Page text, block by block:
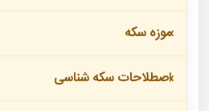
موزه سکه
اصطلاحات سکه شناسی